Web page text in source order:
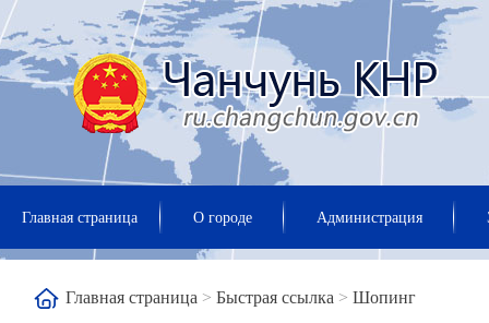
Главная страница О городе Администрация
Главная страница > Быстрая ссылка > Шопинг